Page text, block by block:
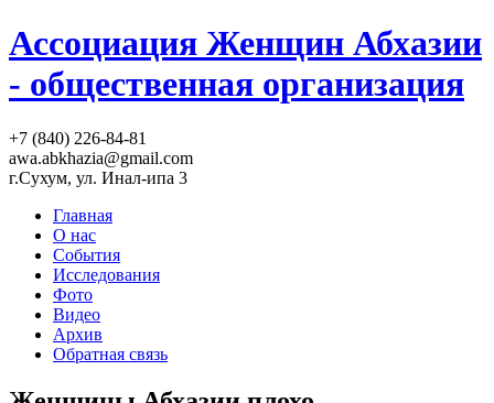
Ассоциация Женщин Абхазии
- общественная организация
+7 (840) 226-84-81
awa.abkhazia@gmail.com
г.Сухум, ул. Инал-ипа 3
Главная
О нас
События
Исследования
Фото
Видео
Архив
Обратная связь